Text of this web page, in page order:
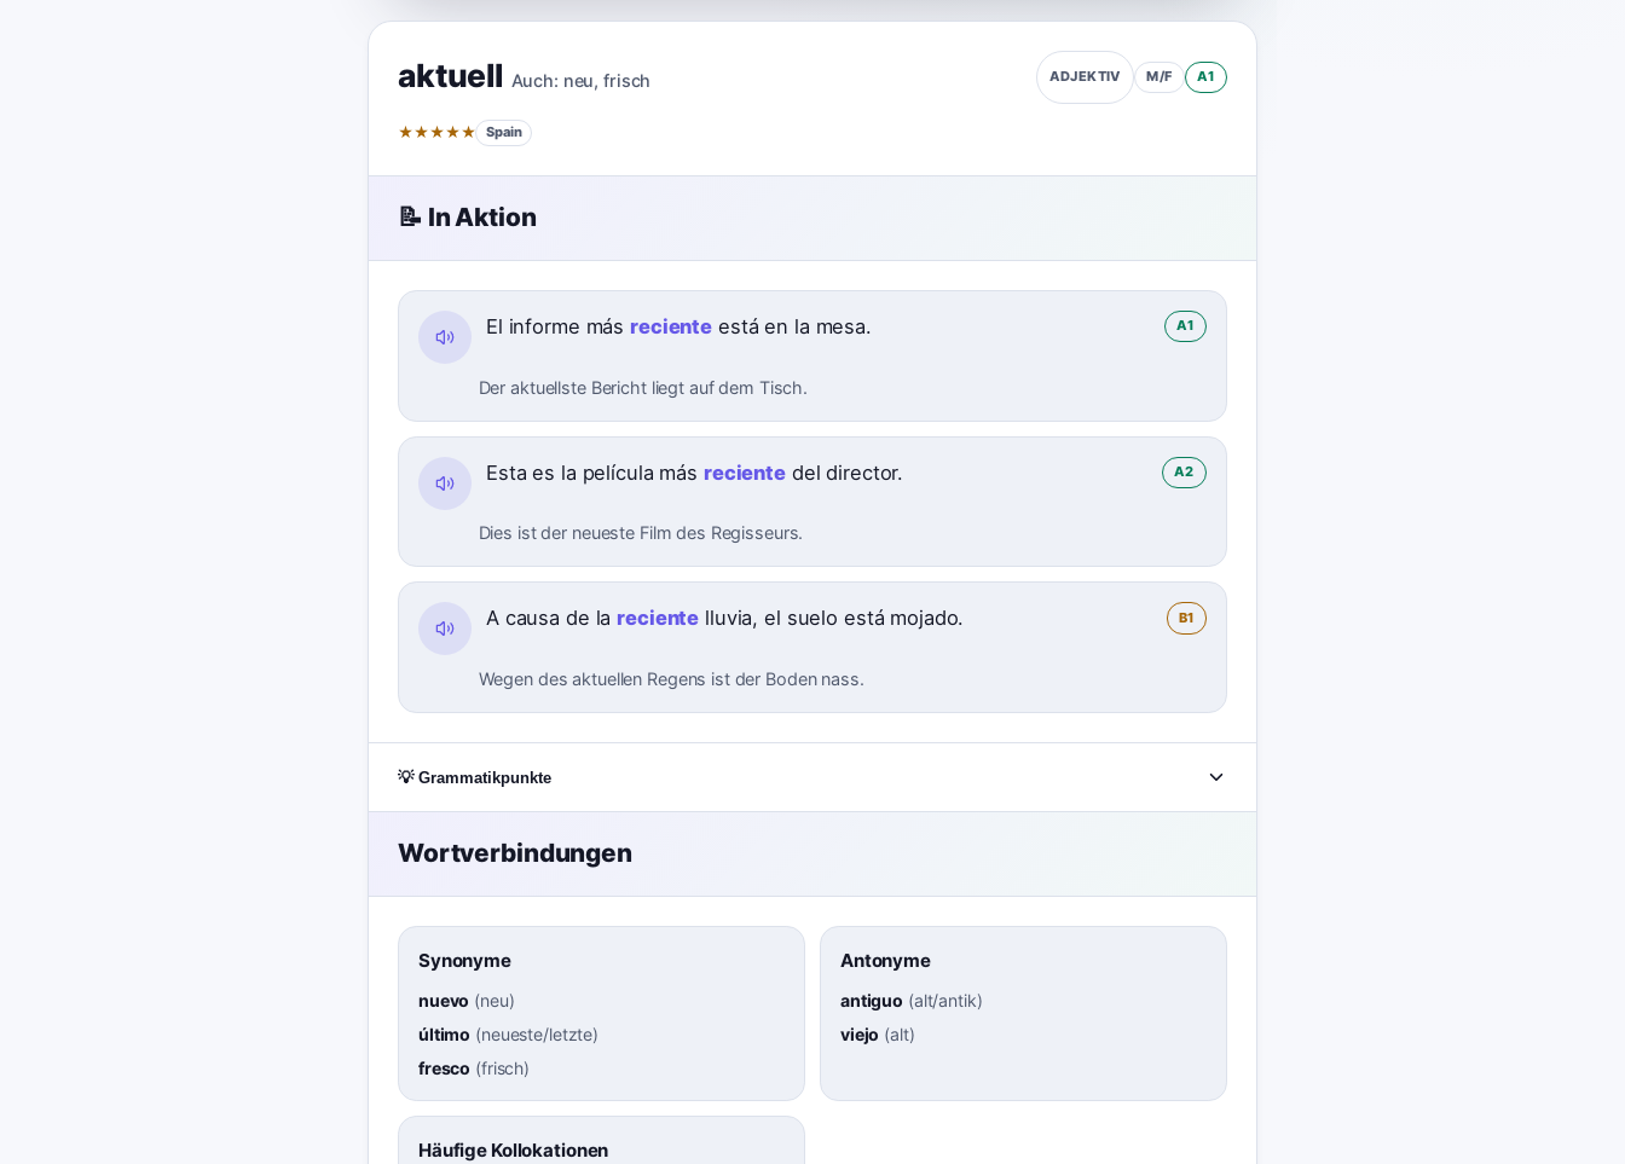
aktuell Auch: neu,frisch ADJEKTIV M/F A1
★★★★★ Spain
📝 In Aktion
El informe más reciente está en la mesa. A1
Der aktuellste Bericht liegt auf dem Tisch.
Esta es la película más recientedel director. A2
Dies ist der neueste Film des Regisseurs.
A causa de la reciente lluvia, el suelo está mojado. B1
Wegen des aktuellen Regens ist der Boden nass.
💡 Grammatikpunkte
Wortverbindungen
Synonyme
nuevo (neu)
último (neueste/letzte)
fresco (frisch)
Antonyme
antiguo (alt/antik)
viejo (alt)
Häufige Kollokationen